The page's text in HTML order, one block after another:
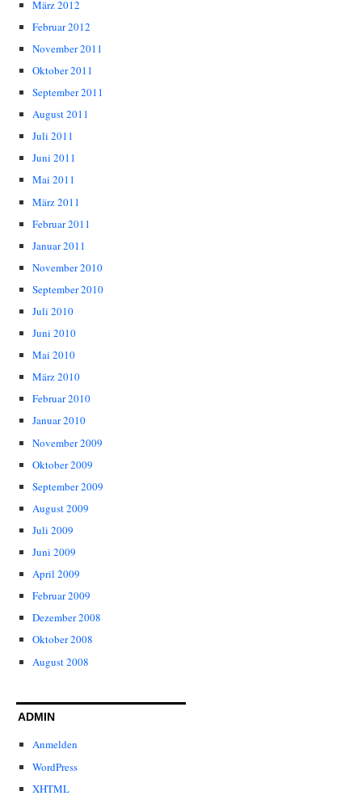
März 2012
Februar 2012
November 2011
Oktober 2011
September 2011
August 2011
Juli 2011
Juni 2011
Mai 2011
März 2011
Februar 2011
Januar 2011
November 2010
September 2010
Juli 2010
Juni 2010
Mai 2010
März 2010
Februar 2010
Januar 2010
November 2009
Oktober 2009
September 2009
August 2009
Juli 2009
Juni 2009
April 2009
Februar 2009
Dezember 2008
Oktober 2008
August 2008
ADMIN
Anmelden
WordPress
XHTML